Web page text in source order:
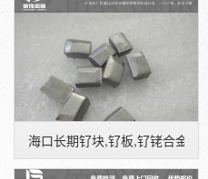
海口长期钌块,钌板,钌铑合金废